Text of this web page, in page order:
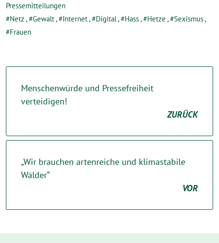
Pressemitteilungen
Netz , Gewalt, Internet, Digital , Hass, Hetze , Sexismus,
Frauen
Menschenwürde und Pressefreiheit
verteidigen!
ZURÜCK
„Wir brauchen artenreiche und klimastabile
Wälder“
VOR